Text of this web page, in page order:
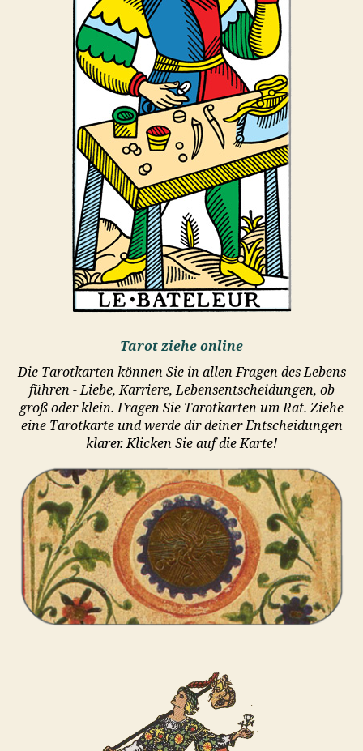
Tarot ziehe online
Die Tarotkarten können Sie in allen Fragen des Lebens
führen - Liebe, Karriere, Lebensentscheidungen, ob
groß oder klein. Fragen Sie Tarotkarten um Rat. Ziehe
eine Tarotkarte und werde dir deiner Entscheidungen
klarer. Klicken Sie auf die Karte!